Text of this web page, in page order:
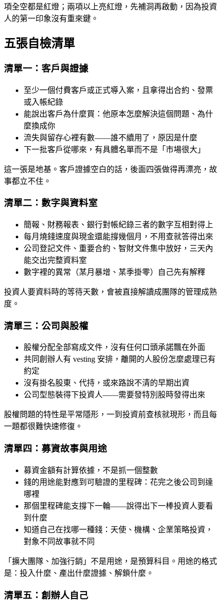
項全空都是紅燈；兩項以上亮紅燈，先補洞再啟動，因為投資
人的第一印象沒有重來鍵。
五張自檢清單
清單一：客戶與證據
至少一個付費客戶或正式導入案，且拿得出合約、發票
或入帳紀錄
能說出客戶為什麼買：他原本怎麼解決這個問題、為什
麼換成你
流失與留存心裡有數——誰不續用了，原因是什麼
下一批客戶從哪來，有具體名單而不是「市場很大」
這一張是地基。客戶證據空白的話，後面四張做得再漂亮，故
事都立不住。
清單二：數字與資料室
簡報、財務報表、銀行對帳紀錄三者的數字互相對得上
每月燒錢速度與現金還能撐幾個月，不用查就答得出來
公司登記文件、重要合約、智財文件集中放好，三天內
能交出完整資料室
數字裡的異常（某月暴增、某季掛零）自己先有解釋
投資人要資料時的等待天數，會被直接解讀成團隊的管理成熟
度。
清單三：公司與股權
股權分配全部寫成文件，沒有任何口頭承諾飄在外面
共同創辦人有 vesting 安排，離開的人股份怎麼處理已有
約定
沒有掛名股東、代持，或來路說不清的早期出資
公司型態裝得下投資人——需要發特別股時發得出來
股權問題的特性是平常隱形，一到投資前查核就現形，而且每
一題都很難快速修復。
清單四：募資故事與用途
募資金額有計算依據，不是抓一個整數
錢的用途能對應到可驗證的里程碑：花完之後公司到達
哪裡
那個里程碑能支撐下一輪——說得出下一棒投資人要看
到什麼
知道自己在找哪一種錢：天使、機構、企業策略投資，
對象不同故事就不同
「擴大團隊、加強行銷」不是用途，是預算科目。用途的格式
是：投入什麼、產出什麼證據、解鎖什麼。
清單五：創辦人自己